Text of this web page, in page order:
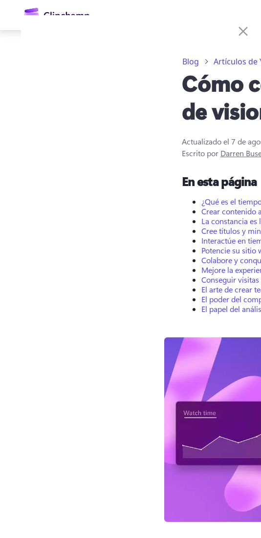
principal
Blog Artículos de
Cómo
de
Actualizado el 7 de
Escrito por Darren
En esta página
¿Qué es el
Crear contenido
La constancia es
Cree títulos y
Interactúe en
Potencie su sitio
Colabore y
Mejore la
Conseguir
El arte de crear
El poder del
El papel del